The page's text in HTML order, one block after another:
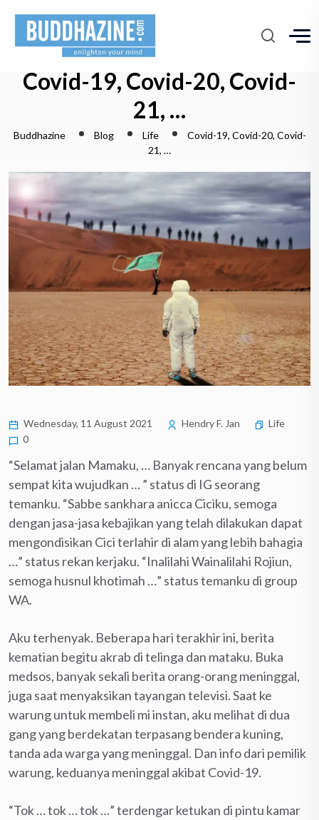
Covid-19, Covid-20, Covid-
21, …
Buddhazine Blog Life
Covid-19, Covid-20, Covid-
21, …
Wednesday, 11 August 2021 Hendry F. Jan
Life
0
“Selamat jalan Mamaku, … Banyak rencana yang belum
sempat kita wujudkan … ” status di IG seorang
temanku. “Sabbe sankhara anicca Ciciku, semoga
dengan jasa-jasa kebajikan yang telah dilakukan dapat
mengondisikan Cici terlahir di alam yang lebih bahagia
…” status rekan kerjaku. “Inalilahi Wainalilahi Rojiun,
semoga husnul khotimah …” status temanku di group
WA.
Aku terhenyak. Beberapa hari terakhir ini, berita
kematian begitu akrab di telinga dan mataku. Buka
medsos, banyak sekali berita orang-orang meninggal,
juga saat menyaksikan tayangan televisi. Saat ke
warung untuk membeli mi instan, aku melihat di dua
gang yang berdekatan terpasang bendera kuning,
tanda ada warga yang meninggal. Dan info dari pemilik
warung, keduanya meninggal akibat Covid-19.
“Tok … tok … tok …” terdengar ketukan di pintu kamar